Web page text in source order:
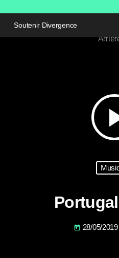
Soutenir Divergence
today 28/05/2019